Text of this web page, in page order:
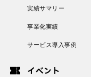
実績サマリー
事業化実績
サービス導入事例
イベント